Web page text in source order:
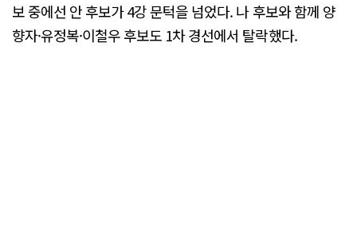
보 중에선 안 후보가 4강 문턱을 넘었다. 나 후보와 함께 양
향자·유정복·이철우 후보도 1차 경선에서 탈락했다.